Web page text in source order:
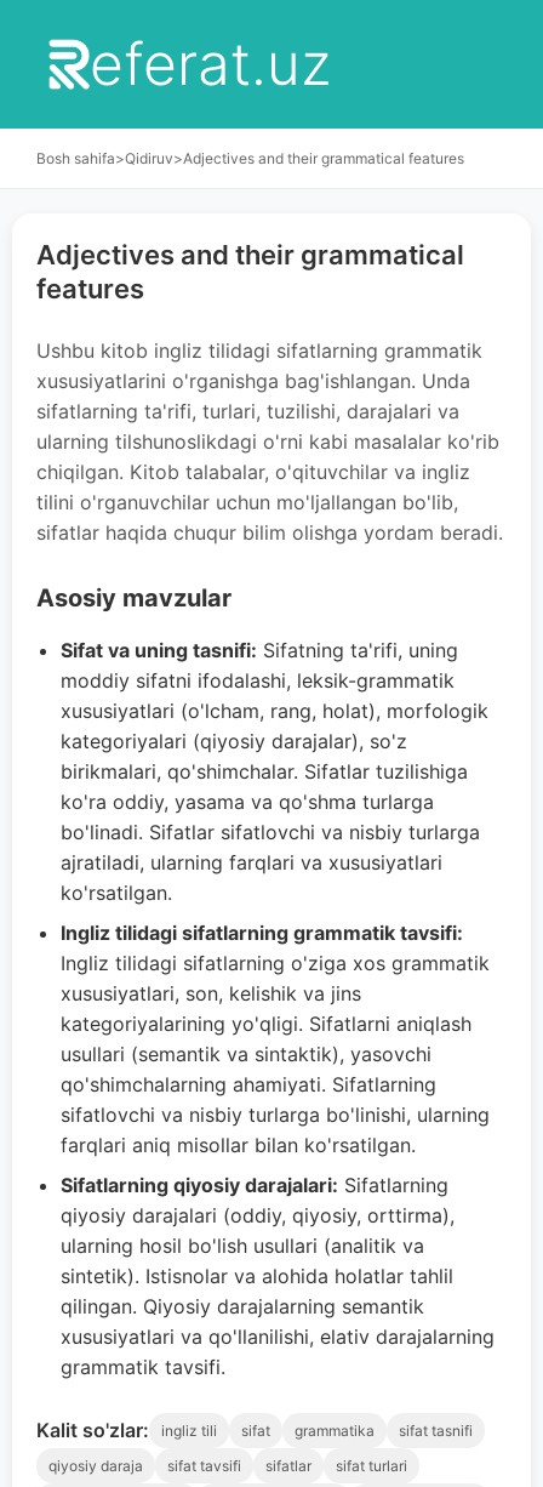
eferat.uz
Bosh sahifa>Qidiruv>Adjectives and their grammatical features
Adjectives and their grammatical
features
Ushbu kitob ingliz tilidagi sifatlarning grammatik
xususiyatlarini o'rganishga bag'ishlangan. Unda
sifatlarning ta'rifi, turlari, tuzilishi, darajalari va
ularning tilshunoslikdagi o'rni kabi masalalar ko'rib
chiqilgan. Kitob talabalar, o'qituvchilar va ingliz
tilini o'rganuvchilar uchun mo'ljallangan bo'lib,
sifatlar haqida chuqur bilim olishga yordam beradi.
Asosiy mavzular
Sifat va uning tasnifi: Sifatning ta'rifi, uning
moddiy sifatni ifodalashi, leksik-grammatik
xususiyatlari (o'lcham, rang, holat), morfologik
kategoriyalari (qiyosiy darajalar), so'z
birikmalari, qo'shimchalar. Sifatlar tuzilishiga
ko'ra oddiy, yasama va qo'shma turlarga
bo'linadi. Sifatlar sifatlovchi va nisbiy turlarga
ajratiladi, ularning farqlari va xususiyatlari
ko'rsatilgan.
Ingliz tilidagi sifatlarning grammatik tavsifi:
Ingliz tilidagi sifatlarning o'ziga xos grammatik
xususiyatlari, son, kelishik va jins
kategoriyalarining yo'qligi. Sifatlarni aniqlash
usullari (semantik va sintaktik), yasovchi
qo'shimchalarning ahamiyati. Sifatlarning
sifatlovchi va nisbiy turlarga bo'linishi, ularning
farqlari aniq misollar bilan ko'rsatilgan.
Sifatlarning qiyosiy darajalari: Sifatlarning
qiyosiy darajalari (oddiy, qiyosiy, orttirma),
ularning hosil bo'lish usullari (analitik va
sintetik). Istisnolar va alohida holatlar tahlil
qilingan. Qiyosiy darajalarning semantik
xususiyatlari va qo'llanilishi, elativ darajalarning
grammatik tavsifi.
Kalit so'zlar: ingliz tili sifat grammatika
sifat tasnifi
qiyosiy daraja
sifat tavsifi sifatlar
sifat turlari